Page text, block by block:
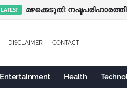
LATEST മഴക്കെടുതി:
LATEST പ്രത്യേക ശ്രദ്ധക്ക്
DISCLAIMER CONTACT
Entertainment Health